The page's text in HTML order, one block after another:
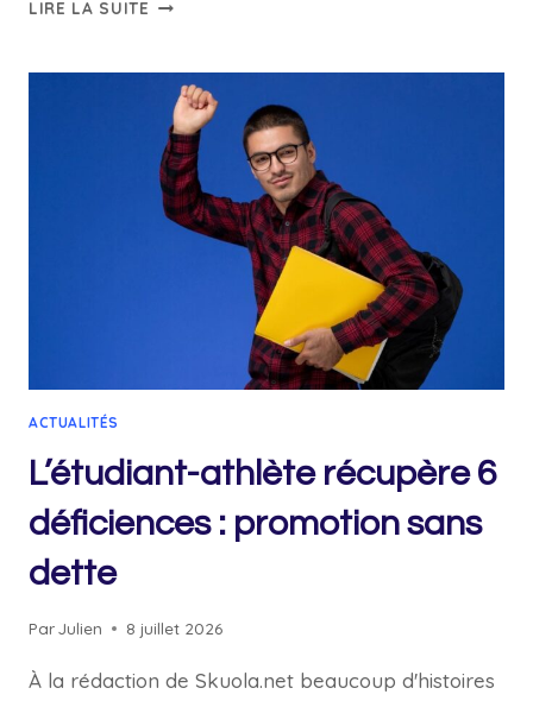
LIRE LA SUITE
GUIDE
DES
PRIMES
AUX
LIVRES
ACTUALITÉS
L’étudiant-athlète récupère 6
déficiences : promotion sans
dette
ParJulien 8 juillet 2026
À la rédaction de Skuola.net beaucoup d'histoires